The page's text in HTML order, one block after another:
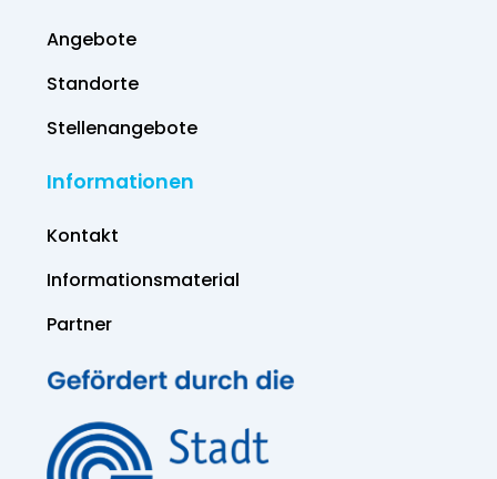
Angebote
Standorte
Stellenangebote
Informationen
Kontakt
Informations­material
Partner